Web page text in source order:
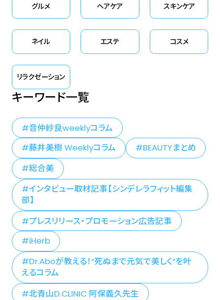
グルメ ヘアケア スキンケア
ネイル エステ コスメ
リラクゼーション
キーワード一覧
音仲紗良weeklyコラム
藤井美樹 Weeklyコラム
BEAUTYまとめ
総合美
インタビュー取材記事【シンデレラフィット編集
部】
プレスリリース・プロモーション広告記事
iHerb
Dr.Aboが教える！“死ぬまで元気で美しく”を叶
えるコラム
北青山D.CLINIC 阿保義久先生